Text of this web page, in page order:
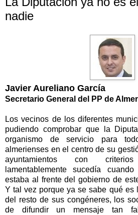
nadie
Javier Aureliano García
Secretario General del PP de
Los vecinos de los diferentes
pudiendo comprobar que la
organismo de servicio para
almerienses en el centro de su
ayuntamientos con
lamentablemente sucedía
estaba al frente del gobierno de
Y tal vez porque ya se sabe qué es
del resto de sus congéneres, los
de difundir un mensaje tan